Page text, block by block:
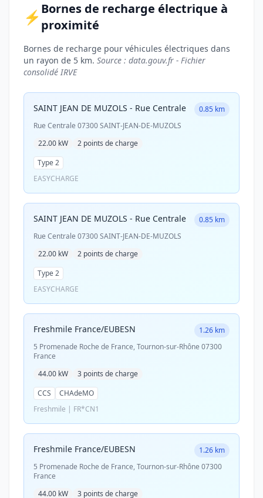
⚡ Bornes de recharge électrique à
proximité
Bornes de recharge pour véhicules électriques dans
un rayon de 5 km. Source : data.gouv.fr - Fichier
consolidé IRVE
SAINT JEAN DE MUZOLS - Rue Centrale
0.85 km
Rue Centrale 07300 SAINT-JEAN-DE-MUZOLS
22.00 kW
2 points de charge
Type 2
EASYCHARGE
SAINT JEAN DE MUZOLS - Rue Centrale
0.85 km
Rue Centrale 07300 SAINT-JEAN-DE-MUZOLS
22.00 kW
2 points de charge
Type 2
EASYCHARGE
Freshmile France/EUBESN
1.26 km
5 Promenade Roche de France, Tournon-sur-Rhône 07300
France
44.00 kW
3 points de charge
CCS
CHAdeMO
Freshmile | FR*CN1
Freshmile France/EUBESN
1.26 km
5 Promenade Roche de France, Tournon-sur-Rhône 07300
France
44.00 kW
3 points de charge